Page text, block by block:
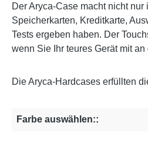
Der Aryca-Case macht nicht
Speicherkarten, Kreditkarte,
Tests ergeben haben. Der
wenn Sie Ihr teures Gerät mit
Die Aryca-Hardcases erfüllten
Farbe auswählen::